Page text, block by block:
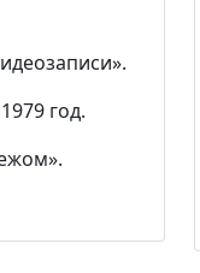
год.